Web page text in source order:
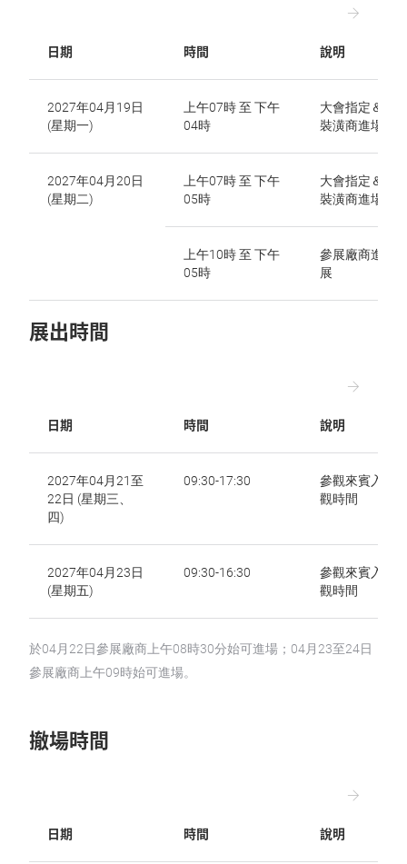
日期 時間 說明
2027年04月19日
(星期一)
上午07時 至 下午
04時
大會指定＆自
裝潢商進場佈
2027年04月20日
(星期二)
上午07時 至 下午
05時
大會指定＆自
裝潢商進場佈
上午10時 至 下午
05時
參展廠商進場
展
展出時間
日期 時間 說明
2027年04月21至
22日 (星期三、
四)
09:30-17:30
參觀來賓入場
觀時間
2027年04月23日
(星期五)
09:30-16:30
參觀來賓入場
觀時間
於04月22日參展廠商上午08時30分始可進場；04月23至24日
參展廠商上午09時始可進場。
撤場時間
日期 時間 說明